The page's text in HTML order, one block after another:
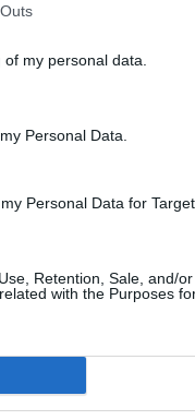
my personal data.
Personal Data.
Personal Data for
Retention, Sale, and/
with the Purposes